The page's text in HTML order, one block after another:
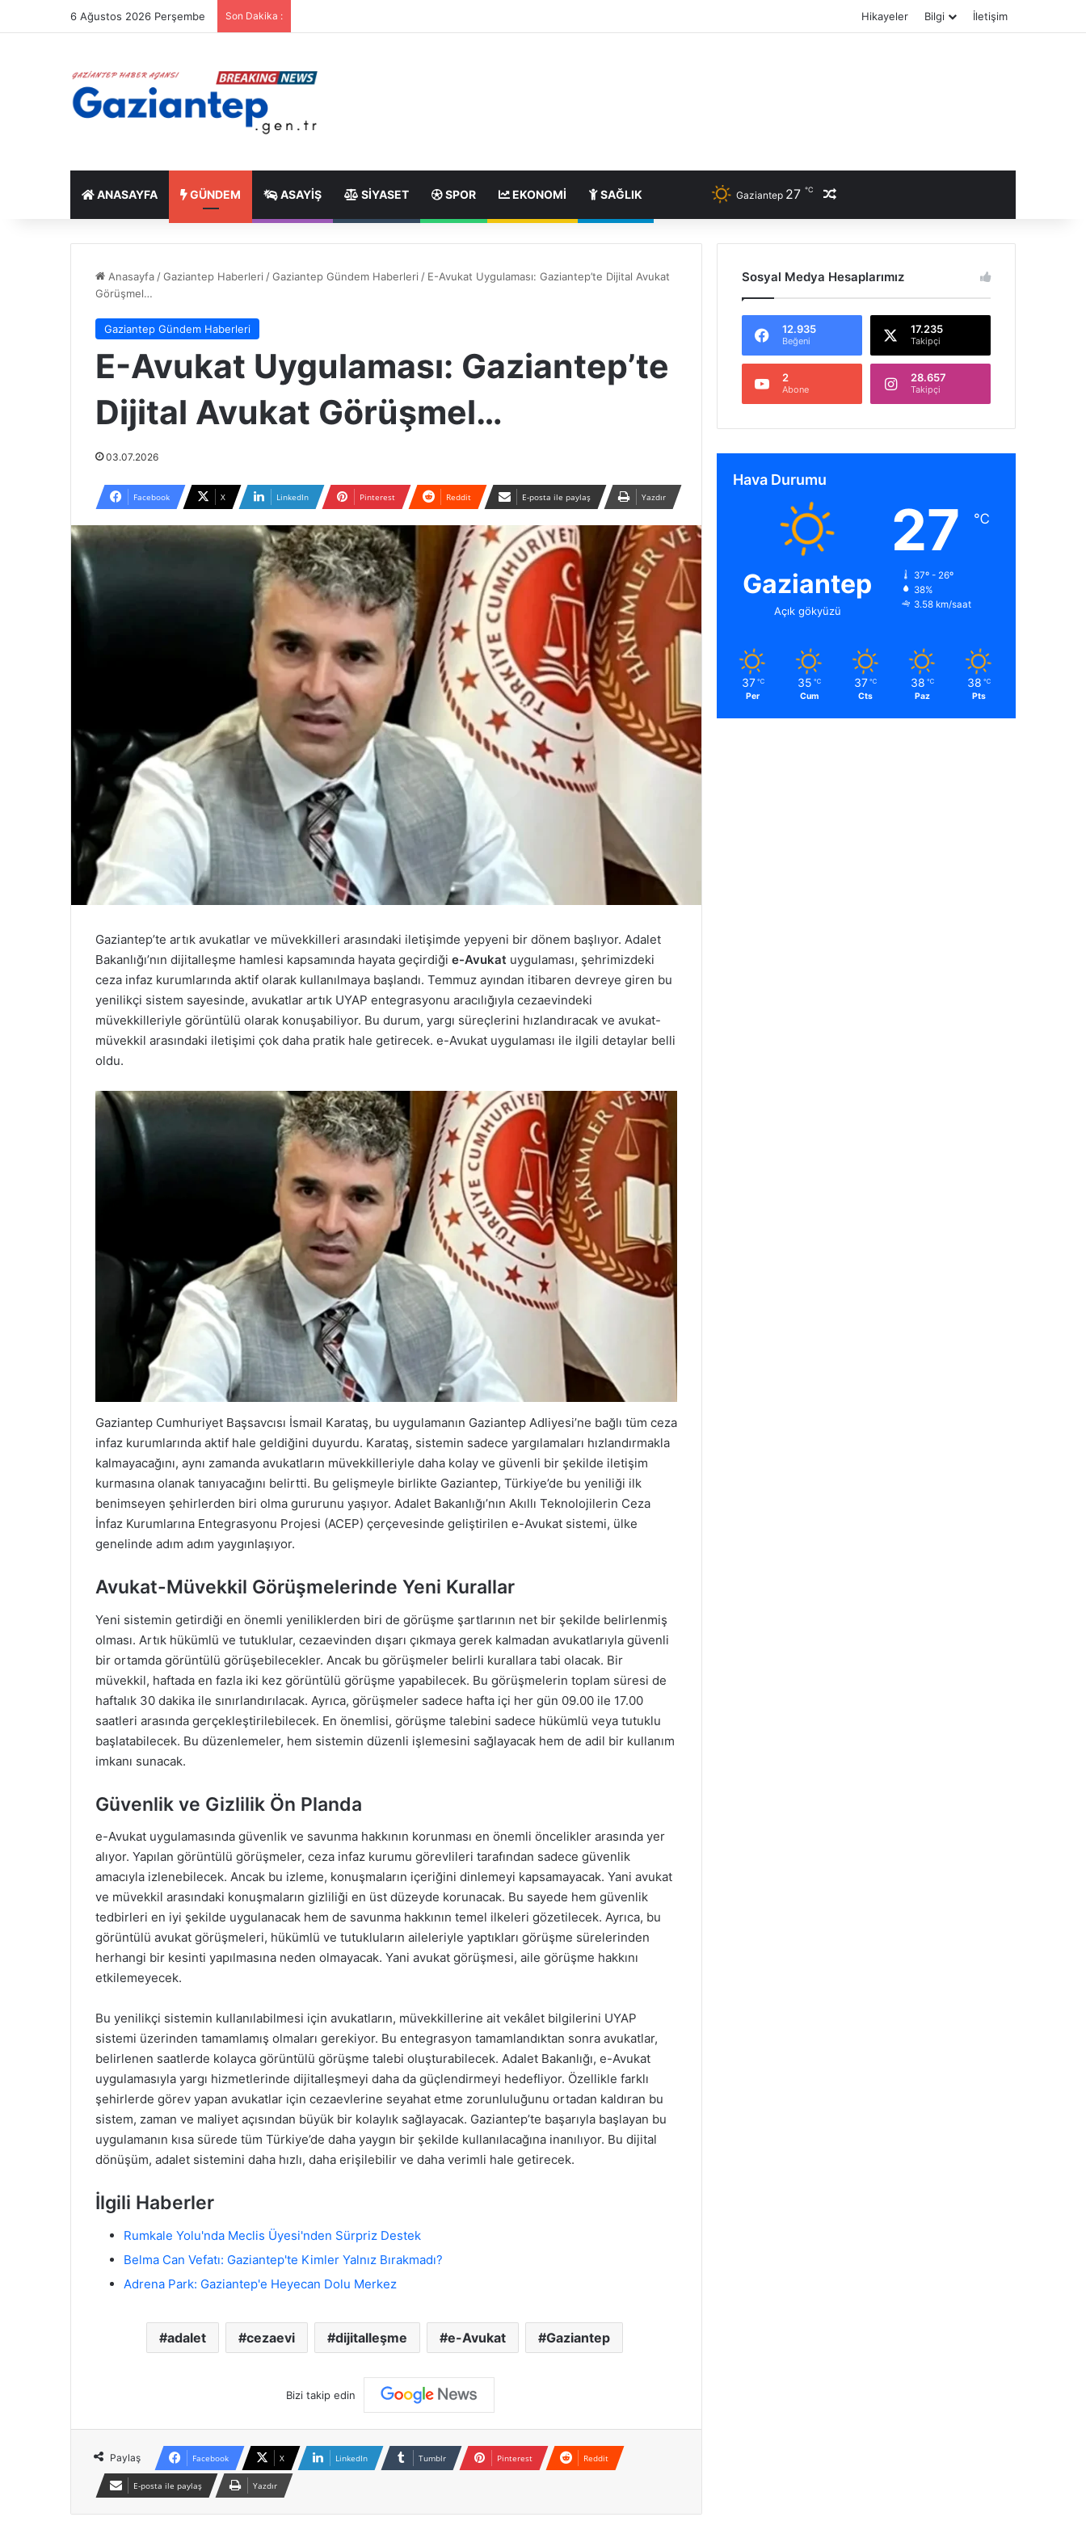
6 Ağustos 2026 Perşembe Son Dakika : Hikayeler Bilgi İletişim
ANASAYFA GÜNDEM ASAYIŞ SIYASET SPOR EKONOMI SAĞLIK Gaziantep 27 ℃
Anasayfa /Gaziantep Haberleri /Gaziantep Gündem Haberleri / E-Avukat Uygulaması: Gaziantep’te Dijital Avukat
Görüşmel…
Gaziantep Gündem Haberleri
E-Avukat Uygulaması: Gaziantep’te
Dijital Avukat Görüşmel…
03.07.2026
Facebook X LinkedIn Pinterest Reddit E-posta ile paylaş Yazdır
Gaziantep’te artık avukatlar ve müvekkilleri arasındaki iletişimde yepyeni bir dönem başlıyor. Adalet
Bakanlığı’nın dijitalleşme hamlesi kapsamında hayata geçirdiği e-Avukat uygulaması, şehrimizdeki
ceza infaz kurumlarında aktif olarak kullanılmaya başlandı. Temmuz ayından itibaren devreye giren bu
yenilikçi sistem sayesinde, avukatlar artık UYAP entegrasyonu aracılığıyla cezaevindeki
müvekkilleriyle görüntülü olarak konuşabiliyor. Bu durum, yargı süreçlerini hızlandıracak ve avukat-
müvekkil arasındaki iletişimi çok daha pratik hale getirecek. e-Avukat uygulaması ile ilgili detaylar belli
oldu.
Gaziantep Cumhuriyet Başsavcısı İsmail Karataş, bu uygulamanın Gaziantep Adliyesi’ne bağlı tüm ceza
infaz kurumlarında aktif hale geldiğini duyurdu. Karataş, sistemin sadece yargılamaları hızlandırmakla
kalmayacağını, aynı zamanda avukatların müvekkilleriyle daha kolay ve güvenli bir şekilde iletişim
kurmasına olanak tanıyacağını belirtti. Bu gelişmeyle birlikte Gaziantep, Türkiye’de bu yeniliği ilk
benimseyen şehirlerden biri olma gururunu yaşıyor. Adalet Bakanlığı’nın Akıllı Teknolojilerin Ceza
İnfaz Kurumlarına Entegrasyonu Projesi (ACEP) çerçevesinde geliştirilen e-Avukat sistemi, ülke
genelinde adım adım yaygınlaşıyor.
Avukat-Müvekkil Görüşmelerinde Yeni Kurallar
Yeni sistemin getirdiği en önemli yeniliklerden biri de görüşme şartlarının net bir şekilde belirlenmiş
olması. Artık hükümlü ve tutuklular, cezaevinden dışarı çıkmaya gerek kalmadan avukatlarıyla güvenli
bir ortamda görüntülü görüşebilecekler. Ancak bu görüşmeler belirli kurallara tabi olacak. Bir
müvekkil, haftada en fazla iki kez görüntülü görüşme yapabilecek. Bu görüşmelerin toplam süresi de
haftalık 30 dakika ile sınırlandırılacak. Ayrıca, görüşmeler sadece hafta içi her gün 09.00 ile 17.00
saatleri arasında gerçekleştirilebilecek. En önemlisi, görüşme talebini sadece hükümlü veya tutuklu
başlatabilecek. Bu düzenlemeler, hem sistemin düzenli işlemesini sağlayacak hem de adil bir kullanım
imkanı sunacak.
Güvenlik ve Gizlilik Ön Planda
e-Avukat uygulamasında güvenlik ve savunma hakkının korunması en önemli öncelikler arasında yer
alıyor. Yapılan görüntülü görüşmeler, ceza infaz kurumu görevlileri tarafından sadece güvenlik
amacıyla izlenebilecek. Ancak bu izleme, konuşmaların içeriğini dinlemeyi kapsamayacak. Yani avukat
ve müvekkil arasındaki konuşmaların gizliliği en üst düzeyde korunacak. Bu sayede hem güvenlik
tedbirleri en iyi şekilde uygulanacak hem de savunma hakkının temel ilkeleri gözetilecek. Ayrıca, bu
görüntülü avukat görüşmeleri, hükümlü ve tutukluların aileleriyle yaptıkları görüşme sürelerinden
herhangi bir kesinti yapılmasına neden olmayacak. Yani avukat görüşmesi, aile görüşme hakkını
etkilemeyecek.
Bu yenilikçi sistemin kullanılabilmesi için avukatların, müvekkillerine ait vekâlet bilgilerini UYAP
sistemi üzerinden tamamlamış olmaları gerekiyor. Bu entegrasyon tamamlandıktan sonra avukatlar,
belirlenen saatlerde kolayca görüntülü görüşme talebi oluşturabilecek. Adalet Bakanlığı, e-Avukat
uygulamasıyla yargı hizmetlerinde dijitalleşmeyi daha da güçlendirmeyi hedefliyor. Özellikle farklı
şehirlerde görev yapan avukatlar için cezaevlerine seyahat etme zorunluluğunu ortadan kaldıran bu
sistem, zaman ve maliyet açısından büyük bir kolaylık sağlayacak. Gaziantep’te başarıyla başlayan bu
uygulamanın kısa sürede tüm Türkiye’de daha yaygın bir şekilde kullanılacağına inanılıyor. Bu dijital
dönüşüm, adalet sistemini daha hızlı, daha erişilebilir ve daha verimli hale getirecek.
İlgili Haberler
Rumkale Yolu'nda Meclis Üyesi'nden Sürpriz Destek
Belma Can Vefatı: Gaziantep'te Kimler Yalnız Bırakmadı?
Adrena Park: Gaziantep'e Heyecan Dolu Merkez
adalet cezaevi dijitalleşme e-Avukat Gaziantep
Bizi takip edin
Paylaş Facebook X LinkedIn Tumblr Pinterest Reddit
E-posta ile paylaş Yazdır
Sosyal Medya Hesaplarımız
12.935
Beğeni
17.235
Takipçi
2
Abone
28.657
Takipçi
Hava Durumu
Gaziantep
Açık gökyüzü
27 ℃
37º - 26º
38%
3.58 km/saat
37 ℃
Per
35 ℃
Cum
37 ℃
Cts
38 ℃
Paz
38 ℃
Pts